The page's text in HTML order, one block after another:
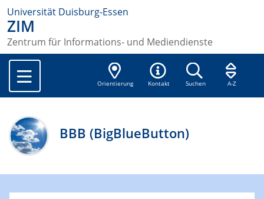
Universität Duisburg-Essen
ZIM
Zentrum für Informations- und Mediendienste
Orientierung Kontakt Suchen A-Z
BBB (BigBlueButton)